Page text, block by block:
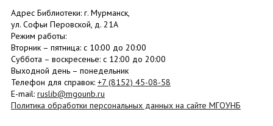
Адрес Библиотеки: г. Мурманск,
ул. Софьи Перовской, д. 21А
Режим работы:
Вторник – пятница: с 10:00 до 20:00
Суббота – воскресенье: c 12:00 до 20:00
Выходной день – понедельник
Телефон для справок: +7 (8152) 45-08-58
E-mail: ruslib@mgounb.ru
Политика обработки персональных данных на сайте МГОУНБ